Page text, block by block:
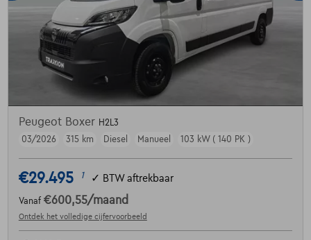
Peugeot Boxer H2L3
03/2026
315 km Diesel Manueel 103 kW ( 140 PK )
€29.495 1 ✓ BTW aftrekbaar
Vanaf €600,55/maand
Ontdek het volledige cijfervoorbeeld